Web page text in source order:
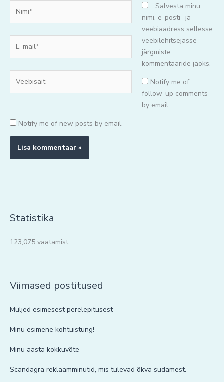
mail*
Salvesta minu
nimi, e-posti- ja
veebiaadress sellesse
veebilehitsejasse
järgmiste
kommentaaride jaoks.
Notify me of
follow-up comments
by email.
Notify me of new posts by email.
Statistika
123,075 vaatamist
Viimased postitused
Muljed esimesest perelepitusest
Minu esimene kohtuistung!
Minu aasta kokkuvõte
Scandagra reklaamminutid, mis tulevad õkva südamest.